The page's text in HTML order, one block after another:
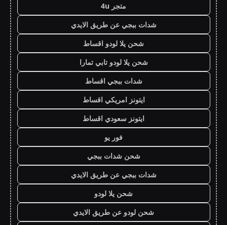
متجر 4u
شدات ببجي عن طريق الايدي
شحن يلا لودو اقساط
شحن يلا لودو تابي تمارا
شدات ببجي اقساط
ايتونز امريكي اقساط
ايتونز سعودي اقساط
فور يو
شحن شدات ببجي
شدات ببجي عن طريق الايدي
شحن يلا لودو
شحن لودو عن طريق الايدي